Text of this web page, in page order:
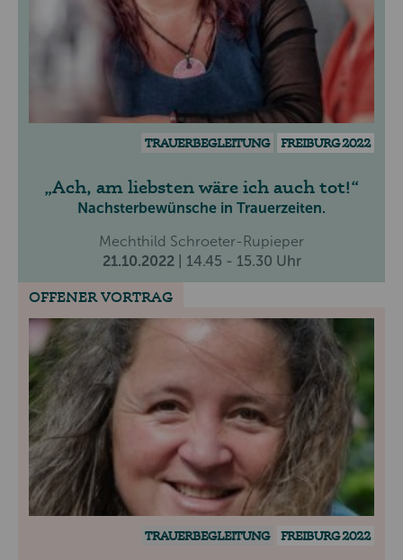
TRAUERBEGLEITUNG FREIBURG 2022
Ach, am liebsten wäre ich auch tot!
Nachsterbewünsche in Trauerzeiten.
Mechthild Schroeter-Rupieper
21.10.2022
| 14.45 - 15.30 Uhr
OFFENER VORTRAG
TRAUERBEGLEITUNG FREIBURG 2022